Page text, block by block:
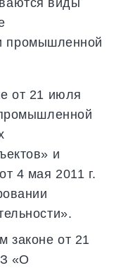
промышленной
от 21 июля
и
4 мая 2011 г.
законе от 21
«О